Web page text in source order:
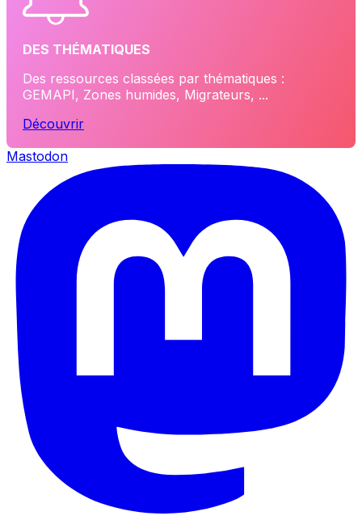
DES THÉMATIQUES
Des ressources classées par thématiques :
GEMAPI, Zones humides, Migrateurs, ...
Découvrir
Mastodon